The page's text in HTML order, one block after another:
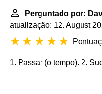
Perguntado por:
atualização: 12. August
1. Passar (o tempo). 2.